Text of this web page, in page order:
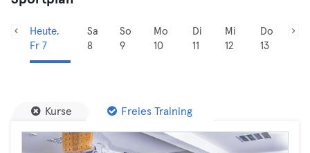
Heute,
Fr 7
Sa
8
So
9
Mo
10
Di
11
Mi
12
Do
13
Kurse Freies Training